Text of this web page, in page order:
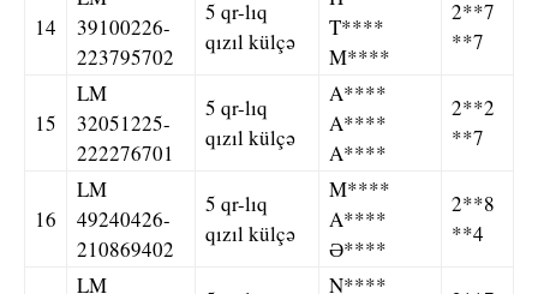
14
39100226-
223795702
5 qr-lıq
qızıl külçə
T****
M****
2**7
**7
15
LM
32051225-
222276701
5 qr-lıq
qızıl külçə
A****
A****
A****
2**2
**7
16
LM
49240426-
210869402
5 qr-lıq
qızıl külçə
M****
A****
Ə****
2**8
**4
LM
N****